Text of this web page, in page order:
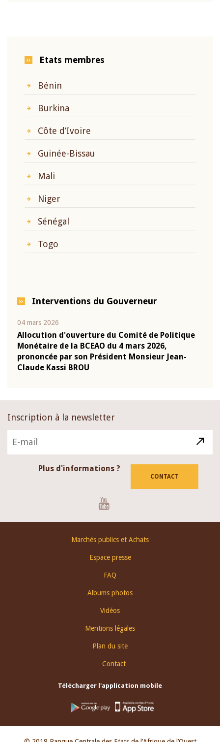
Etats membres
Bénin
Burkina
Côte d’Ivoire
Guinée-Bissau
Mali
Niger
Sénégal
Togo
Interventions du Gouverneur
04 mars 2026
Allocution d'ouverture du Comité de Politique
Monétaire de la BCEAO du 4 mars 2026,
prononcée par son Président Monsieur Jean-
Claude Kassi BROU
Inscription à la newsletter
Plus d'informations ?
CONTACT
Marchés publics et Achats
Espace presse
FAQ
Albums photos
Vidéos
Mentions légales
Plan du site
Contact
Télécharger l'application mobile